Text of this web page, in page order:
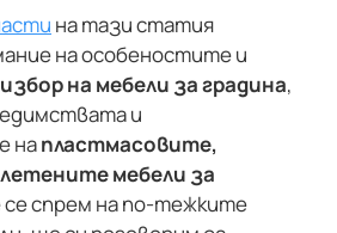
на тази статия
на особеностите и
избор на мебели за градина,
и
напластмасовите,
мебели за
се спрем на по-тежките